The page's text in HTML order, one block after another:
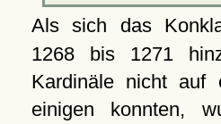
Als sich das
1268 bis 1271
Kardinäle nicht auf
einigen konnten,